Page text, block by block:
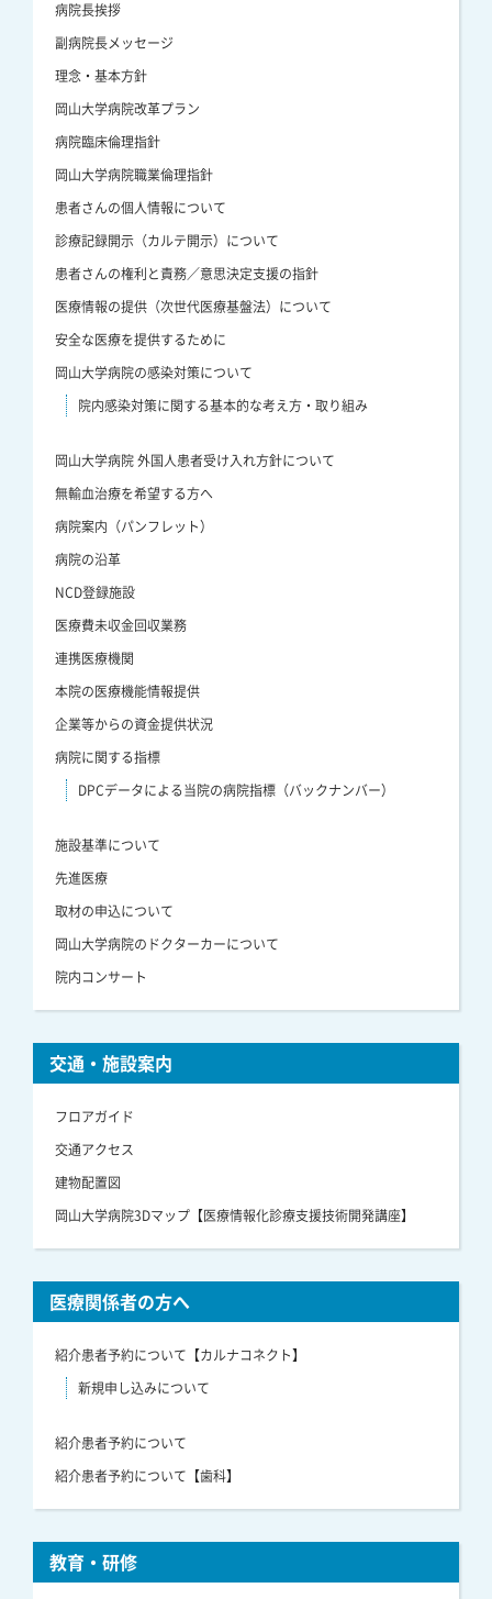
病院長挨拶
副病院長メッセージ
理念・基本方針
岡山大学病院改革プラン
病院臨床倫理指針
岡山大学病院職業倫理指針
患者さんの個人情報について
診療記録開示（カルテ開示）について
患者さんの権利と責務／意思決定支援の指針
医療情報の提供（次世代医療基盤法）について
安全な医療を提供するために
岡山大学病院の感染対策について
院内感染対策に関する基本的な考え方・取り組み
岡山大学病院 外国人患者受け入れ方針について
無輸血治療を希望する方へ
病院案内（パンフレット）
病院の沿革
NCD登録施設
医療費未収金回収業務
連携医療機関
本院の医療機能情報提供
企業等からの資金提供状況
病院に関する指標
DPCデータによる当院の病院指標（バックナンバー）
施設基準について
先進医療
取材の申込について
岡山大学病院のドクターカーについて
院内コンサート
交通・施設案内
フロアガイド
交通アクセス
建物配置図
岡山大学病院3Dマップ【医療情報化診療支援技術開発講座】
医療関係者の方へ
紹介患者予約について【カルナコネクト】
新規申し込みについて
紹介患者予約について
紹介患者予約について【歯科】
教育・研修